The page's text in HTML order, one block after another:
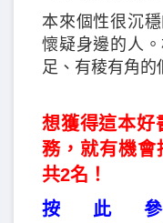
本來個性很沉
懷疑身邊的人
足、有稜有角的
想獲得這本好
務，就有機會
共2名！
按此